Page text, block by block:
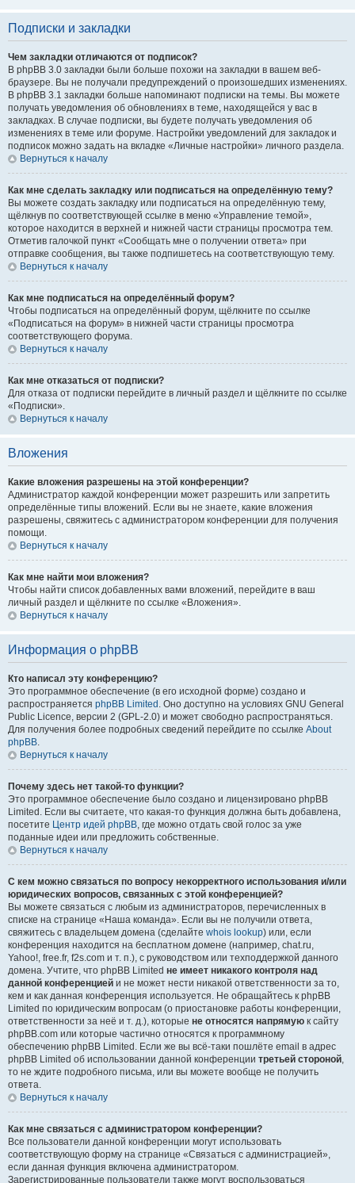
Подписки и закладки
Чем закладки отличаются от подписок?
В phpBB 3.0 закладки были больше похожи на закладки в вашем веб-
браузере. Вы не получали предупреждений о произошедших изменениях.
В phpBB 3.1 закладки больше напоминают подписки на темы. Вы можете
получать уведомления об обновлениях в теме, находящейся у вас в
закладках. В случае подписки, вы будете получать уведомления об
изменениях в теме или форуме. Настройки уведомлений для закладок и
подписок можно задать на вкладке «Личные настройки» личного раздела.
Вернуться к началу
Как мне сделать закладку или подписаться на определённую тему?
Вы можете создать закладку или подписаться на определённую тему,
щёлкнув по соответствующей ссылке в меню «Управление темой»,
которое находится в верхней и нижней части страницы просмотра тем.
Отметив галочкой пункт «Сообщать мне о получении ответа» при
отправке сообщения, вы также подпишетесь на соответствующую тему.
Вернуться к началу
Как мне подписаться на определённый форум?
Чтобы подписаться на определённый форум, щёлкните по ссылке
«Подписаться на форум» в нижней части страницы просмотра
соответствующего форума.
Вернуться к началу
Как мне отказаться от подписки?
Для отказа от подписки перейдите в личный раздел и щёлкните по ссылке
«Подписки».
Вернуться к началу
Вложения
Какие вложения разрешены на этой конференции?
Администратор каждой конференции может разрешить или запретить
определённые типы вложений. Если вы не знаете, какие вложения
разрешены, свяжитесь с администратором конференции для получения
помощи.
Вернуться к началу
Как мне найти мои вложения?
Чтобы найти список добавленных вами вложений, перейдите в ваш
личный раздел и щёлкните по ссылке «Вложения».
Вернуться к началу
Информация о phpBB
Кто написал эту конференцию?
Это программное обеспечение (в его исходной форме) создано и
распространяется phpBB Limited . Оно доступно на условиях GNU General
Public Licence, версии 2 (GPL-2.0) и может свободно распространяться.
Для получения более подробных сведений перейдите по ссылке About
phpBB.
Вернуться к началу
Почему здесь нет такой-то функции?
Это программное обеспечение было создано и лицензировано phpBB
Limited. Если вы считаете, что какая-то функция должна быть добавлена,
посетите Центр идей phpBB, где можно отдать свой голос за уже
поданные идеи или предложить собственные.
Вернуться к началу
С кем можно связаться по вопросу некорректного использования и/или
юридических вопросов, связанных с этой конференцией?
Вы можете связаться с любым из администраторов, перечисленных в
списке на странице «Наша команда». Если вы не получили ответа,
свяжитесь с владельцем домена (сделайте whois lookup) или, если
конференция находится на бесплатном домене (например, chat.ru,
Yahoo!, free.fr, f2s.com и т. п.), с руководством или техподдержкой данного
домена. Учтите, что phpBB Limited не имеет никакого контроля над
данной конференцией и не может нести никакой ответственности за то,
кем и как данная конференция используется. Не обращайтесь к phpBB
Limited по юридическим вопросам (о приостановке работы конференции,
ответственности за неё и т. д.), которые не относятся напрямую к сайту
phpBB.com или которые частично относятся к программному
обеспечению phpBB Limited. Если же вы всё-таки пошлёте email в адрес
phpBB Limited об использовании данной конференции третьей стороной,
то не ждите подробного письма, или вы можете вообще не получить
ответа.
Вернуться к началу
Как мне связаться с администратором конференции?
Все пользователи данной конференции могут использовать
соответствующую форму на странице «Связаться с администрацией»,
если данная функция включена администратором.
Зарегистрированные пользователи также могут воспользоваться